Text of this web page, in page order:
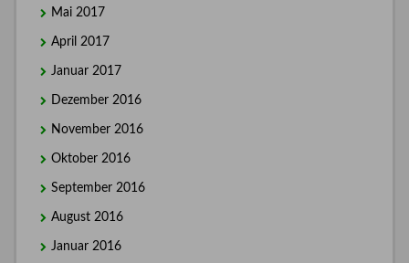
Mai 2017
April 2017
Januar 2017
Dezember 2016
November 2016
Oktober 2016
September 2016
August 2016
Januar 2016